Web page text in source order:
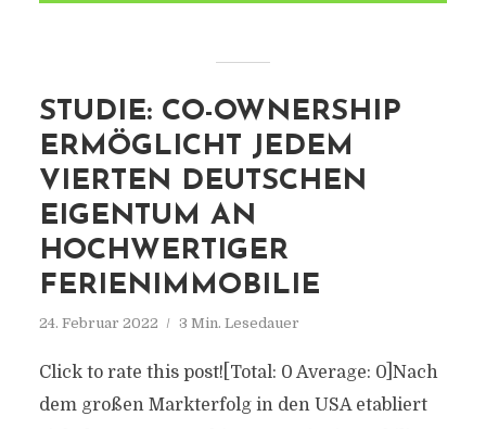
STUDIE: CO-OWNERSHIP
ERMÖGLICHT JEDEM
VIERTEN DEUTSCHEN
EIGENTUM AN
HOCHWERTIGER
FERIENIMMOBILIE
24. Februar 2022 3 Min. Lesedauer
Click to rate this post![Total: 0 Average: 0]Nach
dem großen Markterfolg in den USA etabliert